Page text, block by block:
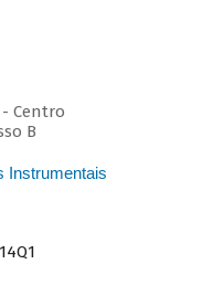
Centro
B
Instrumentais